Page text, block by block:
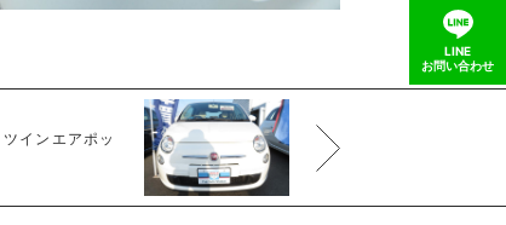
LINE
お問い合わせ
インエアポッ